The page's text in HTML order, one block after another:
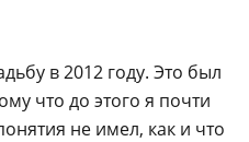
в 2012 году. Это был
что до этого я почти
не имел, как и что